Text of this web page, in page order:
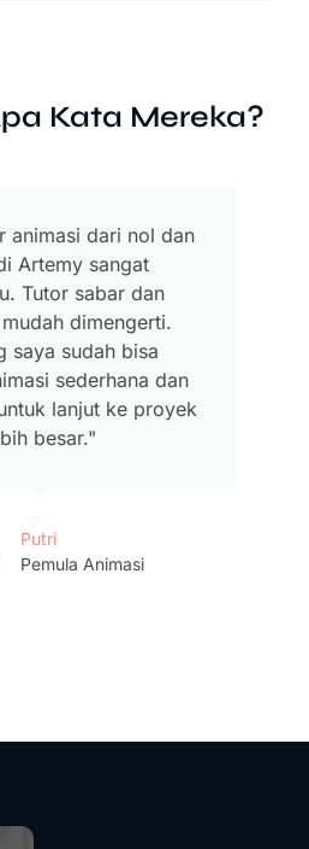
Kata Mereka?
animasi dari nol dan
Artemy sangat
Tutor sabar dan
dimengerti.
saya sudah bisa
sederhana dan
lanjut ke proyek
besar."
Putri
Pemula Animasi